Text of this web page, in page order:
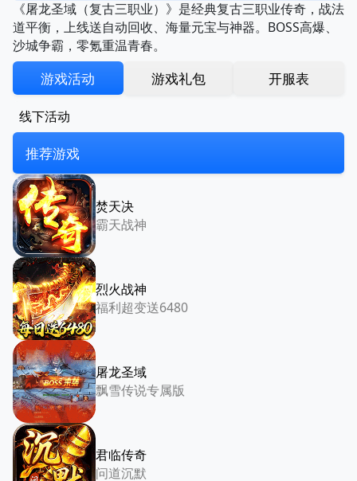
《屠龙圣域（复古三职业）》是经典复古三职业传奇，战法
道平衡，上线送自动回收、海量元宝与神器。BOSS高爆、
沙城争霸，零氪重温青春。
游戏活动 游戏礼包 开服表
线下活动
推荐游戏
焚天决
霸天战神
烈火战神
福利超变送6480
屠龙圣域
飘雪传说专属版
君临传奇
问道沉默